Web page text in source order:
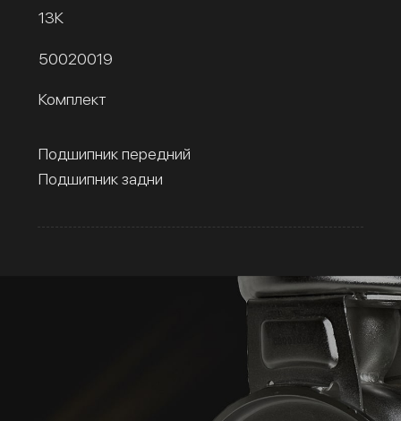
13К
50020019
Комплект
Подшипник передний
Подшипник задни